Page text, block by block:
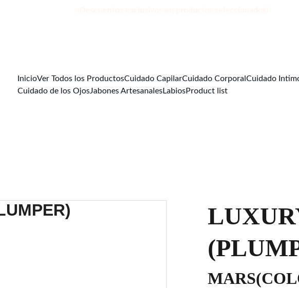
InicioVer Todos los ProductosCuidado CapilarCuidado Corporal Cuidado
Cuidado de los OjosJabones ArtesanalesLabiosProduct list